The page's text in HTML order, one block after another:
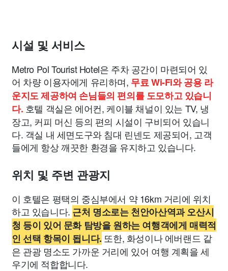
시설 및 서비스
Metro Pol Tourist Hotel은 주차 공간이 마련되어 있
어 차량 이용자에게 유리하며, 무료 Wi-Fi와 공용 라
운지도 제공하여 손님들의 편의를 도모하고 있습니
다. 호텔 객실은 에어컨, 케이블 채널이 있는 TV, 냉
장고, 커피 머신 등의 편의 시설이 구비되어 있습니
다. 객실 내 세면도구와 침대 린넨도 제공되어, 고객
들에게 항상 깨끗한 환경을 유지하고 있습니다.
위치 및 주변 관광지
이 호텔은 평택의 중심부에서 약 16km 거리에 위치
하고 있습니다. 근처 명소로는 천안아산역과 오산시
청 등이 있어 문화 탐방을 원하는 여행객에게 매력적
인 선택 항목이 됩니다. 또한, 화성이나 에버랜드 같
은 관광 명소도 가까운 거리에 있어 여행 계획을 세
우기에 적합합니다.